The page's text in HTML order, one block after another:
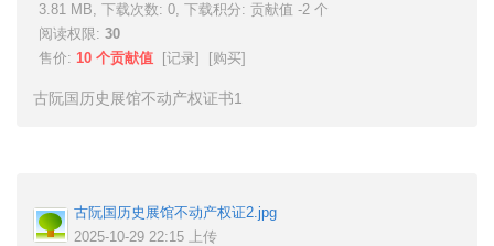
3.81 MB, 下载次数: 0, 下载积分: 贡献值 -2 个
阅读权限: 30
售价: 10 个贡献值 [记录] [购买]
古阮国历史展馆不动产权证书1
古阮国历史展馆不动产权证2.jpg
2025-10-29 22:15 上传